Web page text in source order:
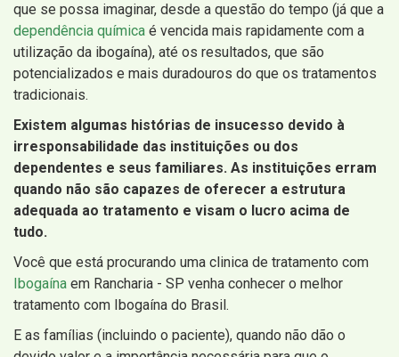
que se possa imaginar, desde a questão do tempo (já que a
dependência química é vencida mais rapidamente com a
utilização da ibogaína), até os resultados, que são
potencializados e mais duradouros do que os tratamentos
tradicionais.
Existem algumas histórias de insucesso devido à
irresponsabilidade das instituições ou dos
dependentes e seus familiares. As instituições erram
quando não são capazes de oferecer a estrutura
adequada ao tratamento e visam o lucro acima de
tudo.
Você que está procurando uma clinica de tratamento com
Ibogaína em Rancharia - SP venha conhecer o melhor
tratamento com Ibogaína do Brasil.
E as famílias (incluindo o paciente), quando não dão o